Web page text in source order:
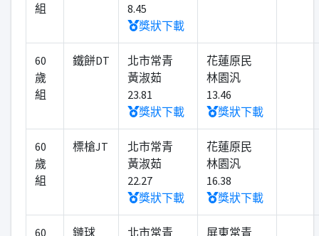
組
8.45
獎狀下載
60
歲
組
鐵餅DT
北市常青
黃淑茹
23.81
獎狀下載
花蓮原民
林園汎
13.46
獎狀下載
60
歲
組
標槍JT
北市常青
黃淑茹
22.27
獎狀下載
花蓮原民
林園汎
16.38
獎狀下載
60
鏈球
北市常青
屏東常青